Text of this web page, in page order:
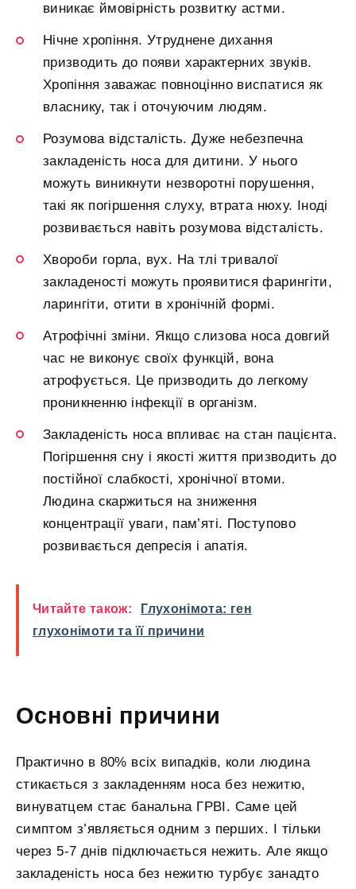
виникає ймовірність розвитку астми.
Нічне хропіння. Утруднене дихання
призводить до появи характерних звуків.
Хропіння заважає повноцінно виспатися як
власнику, так і оточуючим людям.
Розумова відсталість. Дуже небезпечна
закладеність носа для дитини. У нього
можуть виникнути незворотні порушення,
такі як погіршення слуху, втрата нюху. Іноді
розвивається навіть розумова відсталість.
Хвороби горла, вух. На тлі тривалої
закладеності можуть проявитися фарингіти,
ларингіти, отити в хронічній формі.
Атрофічні зміни. Якщо слизова носа довгий
час не виконує своїх функцій, вона
атрофується. Це призводить до легкому
проникненню інфекції в організм.
Закладеність носа впливає на стан пацієнта.
Погіршення сну і якості життя призводить до
постійної слабкості, хронічної втоми.
Людина скаржиться на зниження
концентрації уваги, пам’яті. Поступово
розвивається депресія і апатія.
Читайте також:
Глухонімота: ген
глухонімоти та її причини
Основні причини
Практично в 80% всіх випадків, коли людина
стикається з закладенням носа без нежитю,
винуватцем стає банальна ГРВІ. Саме цей
симптом з’являється одним з перших. І тільки
через 5-7 днів підключається нежить. Але якщо
закладеність носа без нежитю турбує занадто